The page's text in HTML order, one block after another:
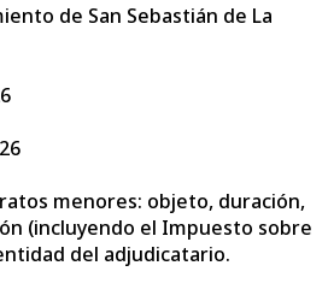
de San Sebastián de La
menores: objeto, duración,
(incluyendo el Impuesto sobre
del adjudicatario.